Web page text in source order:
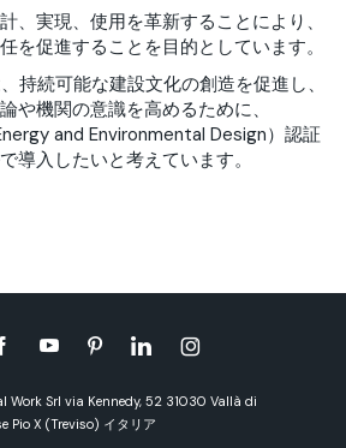
、実現、使用を革新することにより、
を促進することを目的としています。
持続可能な建設文化の創造を促進し、
や機関の意識を高めるために、
and Environmental Design）認証
導入したいと考えています。
Work Srl via Kennedy, 52 31030 Vallà di
Pio X (Treviso) イタリア